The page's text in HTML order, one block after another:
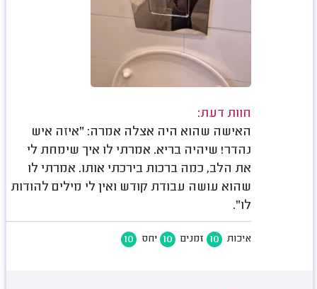
חוות דעת:
האישה שהוא היה אצלה אמרה: "איזה איש
נהדר! שיהיה בריא. אמרתי לו איך שימחת לי
את הלב, כמה ברכות בירכתי אותו. אמרתי לו
שהוא עושה עבודת קודש ואין לי מילים להודות
לו".
איכות 10 זמנים 10 יחס 10